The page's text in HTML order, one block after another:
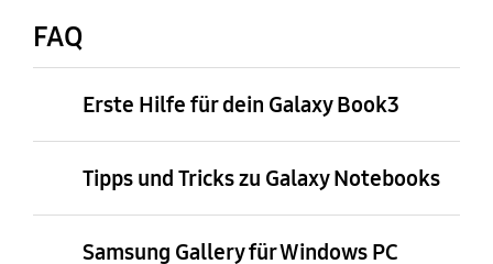
FAQ
Erste Hilfe für dein Galaxy Book3
Tipps und Tricks zu Galaxy Notebooks
Samsung Gallery für Windows PC